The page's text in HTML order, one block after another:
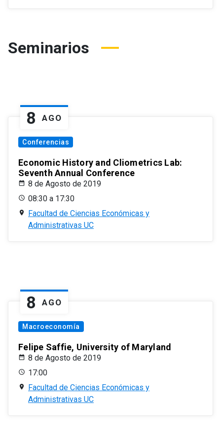
Seminarios
8 AGO
Conferencias
Economic History and Cliometrics Lab:
Seventh Annual Conference
8 de Agosto de 2019
08:30 a 17:30
Facultad de Ciencias Económicas y
Administrativas UC
8 AGO
Macroeconomía
Felipe Saffie, University of Maryland
8 de Agosto de 2019
17:00
Facultad de Ciencias Económicas y
Administrativas UC